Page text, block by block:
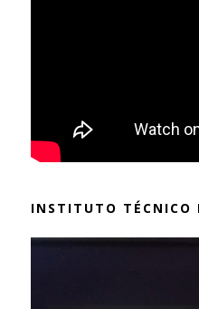
INSTITUTO TÉCNICO